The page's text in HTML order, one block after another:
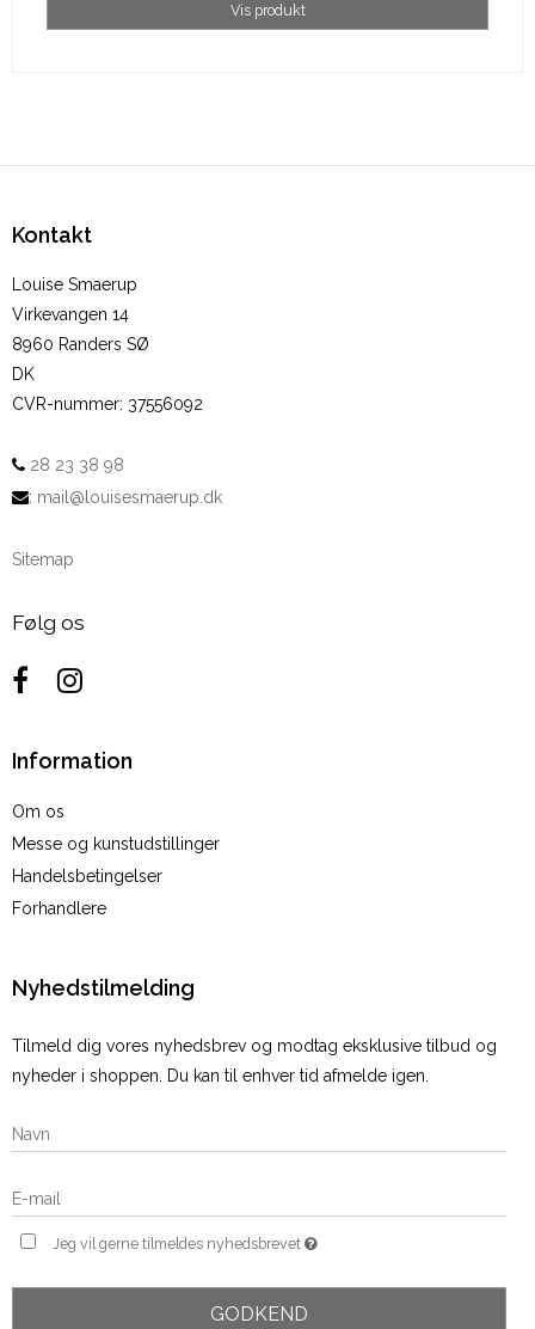
Vis produkt
Kontakt
Louise Smaerup
Virkevangen 14
8960 Randers SØ
DK
CVR-nummer: 37556092
28 23 38 98
: mail@louisesmaerup.dk
Sitemap
Følg os
Information
Om os
Messe og kunstudstillinger
Handelsbetingelser
Forhandlere
Nyhedstilmelding
Tilmeld dig vores nyhedsbrev og modtag eksklusive tilbud og
nyheder i shoppen. Du kan til enhver tid afmelde igen.
Jeg vil gerne tilmeldes nyhedsbrevet
GODKEND